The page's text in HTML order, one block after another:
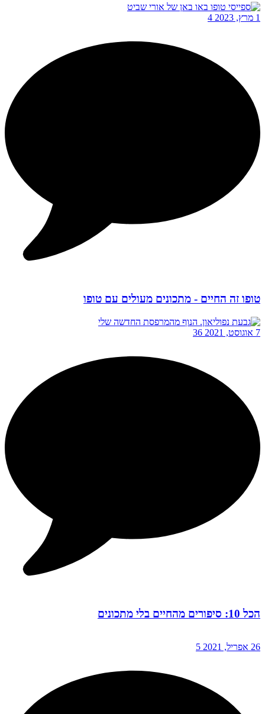
1 מרץ, 2023 4
טופו זה החיים - מתכונים מעולים עם טופו
7 אוגוסט, 2021 36
הכל 10: סיפורים מהחיים בלי מתכונים
26 אפריל, 2021 5